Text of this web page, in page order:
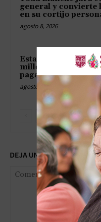
general y convierte
en su cortijo
agosto 8, 2026
Estados Unidos
millones a
pagara una apuesta
agosto 8, 2026
DEJA UNA RESPUESTA